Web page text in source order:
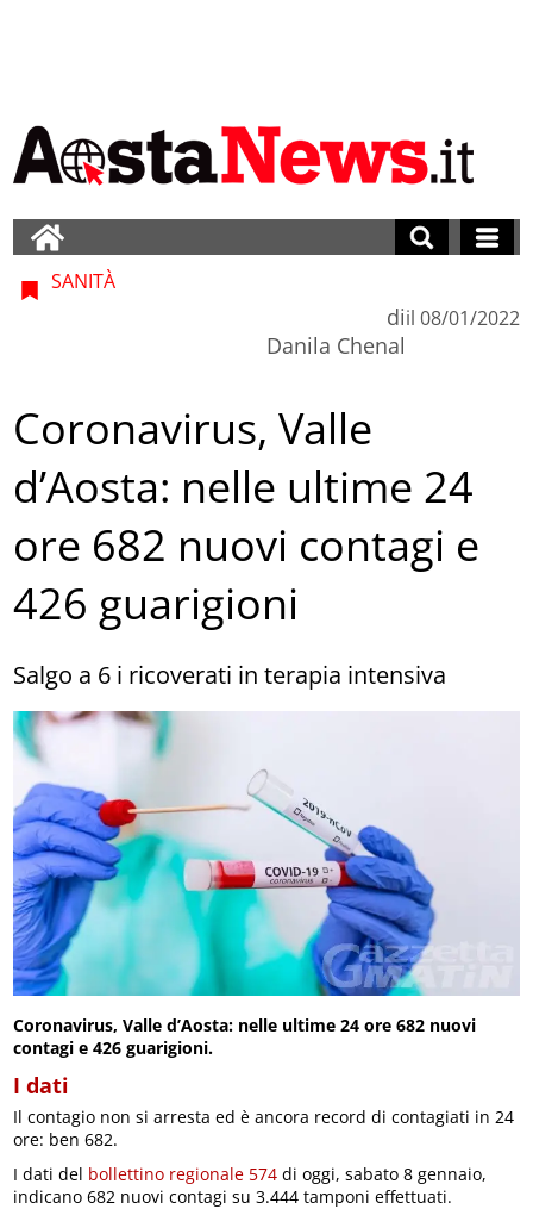
SANITÀ
di
Danila Chenal
il 08/01/2022
Coronavirus, Valle
d’Aosta: nelle ultime 24
ore 682 nuovi contagi e
426 guarigioni
Salgo a 6 i ricoverati in terapia intensiva
Coronavirus, Valle d’Aosta: nelle ultime 24 ore 682 nuovi
contagi e 426 guarigioni.
I dati
Il contagio non si arresta ed è ancora record di contagiati in 24
ore: ben 682.
I dati del bollettino regionale 574 di oggi, sabato 8 gennaio,
indicano 682 nuovi contagi su 3.444 tamponi effettuati.